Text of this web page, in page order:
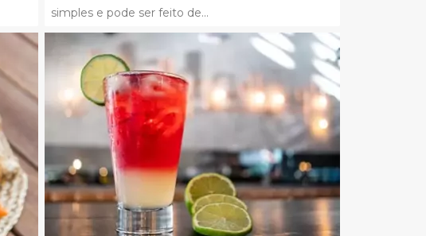
simples e pode ser feito de...